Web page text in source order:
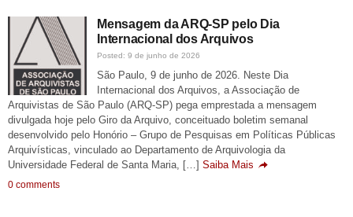
Mensagem da ARQ-SP pelo Dia
Internacional dos Arquivos
Posted: 9 de junho de 2026
São Paulo, 9 de junho de 2026. Neste Dia
Internacional dos Arquivos, a Associação de
Arquivistas de São Paulo (ARQ-SP) pega emprestada a mensagem
divulgada hoje pelo Giro da Arquivo, conceituado boletim semanal
desenvolvido pelo Honório – Grupo de Pesquisas em Políticas Públicas
Arquivísticas, vinculado ao Departamento de Arquivologia da
Universidade Federal de Santa Maria, […] Saiba Mais
0 comments